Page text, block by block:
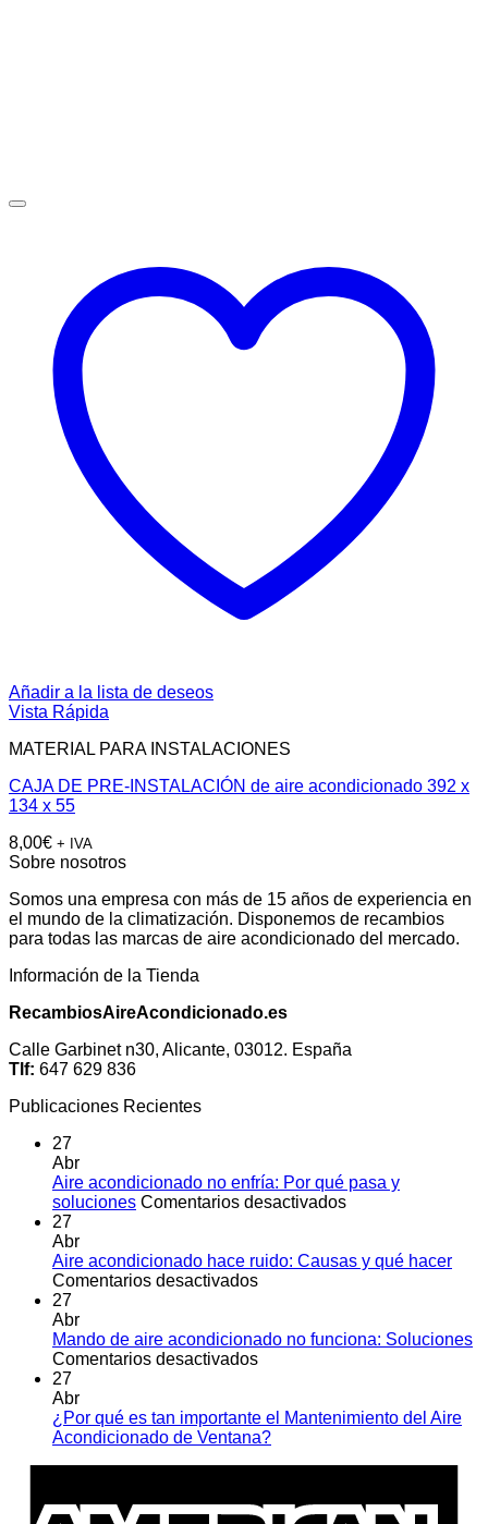
Añadir a la lista de deseos
Vista Rápida
MATERIAL PARA INSTALACIONES
CAJA DE PRE-INSTALACIÓN de aire acondicionado 392 x
134 x 55
8,00€ + IVA
Sobre nosotros
Somos una empresa con más de 15 años de experiencia en
el mundo de la climatización. Disponemos de recambios
para todas las marcas de aire acondicionado del mercado.
Información de la Tienda
RecambiosAireAcondicionado.es
Calle Garbinet n30, Alicante, 03012. España
Tlf: 647 629 836
Publicaciones Recientes
27
Abr
Aire acondicionado no enfría: Por qué pasa y
soluciones Comentarios desactivadosen
no
pasa
27
Abr
Aire acondicionado hace ruido: Causas y qué hacer
Comentarios desactivadosen
hace
ruido:
qué
hacer
27
Abr
Mando de aire acondicionado no funciona: Soluciones
Comentarios desactivadosen
aire
acondicionado
27
Abr
¿Por qué es tan importante el Mantenimiento del Aire
Acondicionado de Ventana?No
¿Por